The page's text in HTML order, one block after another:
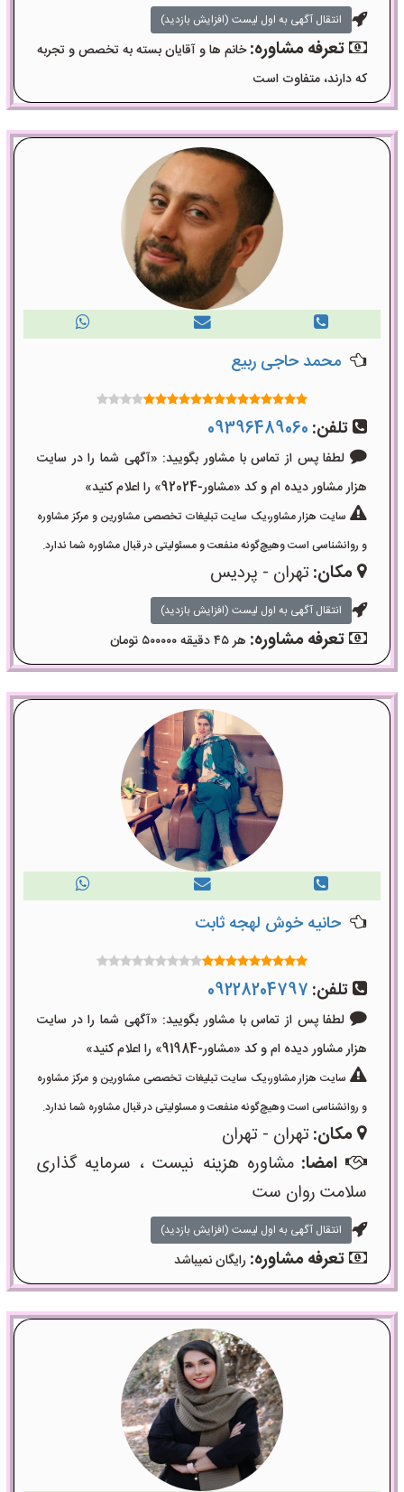
انتقال آگهی به اول لیست (افزایش بازدید)
تعرفه مشاوره:خانم ها و آقایان بسته به تخصص و تجربه
که دارند، متفاوت است
محمد حاجی ربیع
تلفن: 09396489060
لطفا پس از تماس با مشاور بگویید: «آگهی شما را در سایت
هزار مشاور دیده ام و کد «مشاور-92024» را اعلام کنید»
سایت هزار مشاور،یک سایت تبلیغات تخصصی مشاورین و مرکز مشاوره
و روانشناسی است وهیچ‌گونه منفعت و مسئولیتی در قبال مشاوره شما ندارد.
مکان:تهران - پردیس
انتقال آگهی به اول لیست (افزایش بازدید)
تعرفه مشاوره: هر ۴۵ دقیقه ۵۰۰۰۰۰ تومان
حانیه خوش لهجه ثابت
تلفن: 09228204797
لطفا پس از تماس با مشاور بگویید: «آگهی شما را در سایت
هزار مشاور دیده ام و کد «مشاور-91984» را اعلام کنید»
سایت هزار مشاور،یک سایت تبلیغات تخصصی مشاورین و مرکز مشاوره
و روانشناسی است وهیچ‌گونه منفعت و مسئولیتی در قبال مشاوره شما ندارد.
مکان:تهران - تهران
امضا:مشاوره هزینه نیست ، سرمایه گذاری
سلامت روان ست
انتقال آگهی به اول لیست (افزایش بازدید)
تعرفه مشاوره: رایگان نمیباشد